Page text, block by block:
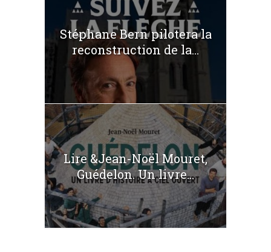
Stéphane Bern pilotera la
reconstruction de la...
Lire &Jean-Noël Mouret,
Guédelon. Un livre...